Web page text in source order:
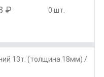
₽ 0 шт.
13т. (толщина 18мм) /